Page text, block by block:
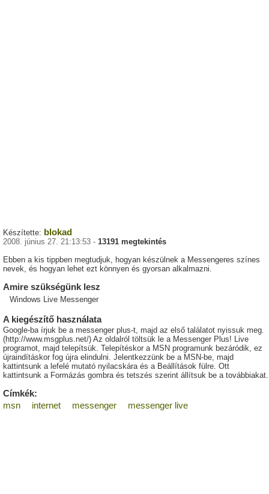
Készítette: blokad
2008. június 27. 21:13:53 - 13191 megtekintés
Ebben a kis tippben megtudjuk, hogyan készülnek a Messengeres színes
nevek, és hogyan lehet ezt könnyen és gyorsan alkalmazni.
Amire szükségünk lesz
Windows Live Messenger
A kiegészítő használata
Google-ba írjuk be a messenger plus-t, majd az első találatot nyissuk meg.
(http://www.msgplus.net/) Az oldalról töltsük le a Messenger Plus! Live
programot, majd telepítsük. Telepítéskor a MSN programunk bezáródik, ez
újraindításkor fog újra elindulni. Jelentkezzünk be a MSN-be, majd
kattintsunk a lefelé mutató nyilacskára és a Beállítások fülre. Ott
kattintsunk a Formázás gombra és tetszés szerint állítsuk be a továbbiakat.
Címkék:
msn
internet messenger messenger live